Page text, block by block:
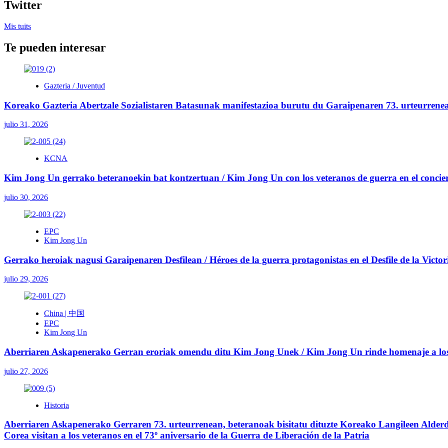
Twitter
Mis tuits
Te pueden interesar
Gazteria / Juventud
Koreako Gazteria Abertzale Sozialistaren Batasunak manifestazioa burutu du Garaipenaren 73.
julio 31, 2026
KCNA
Kim Jong Un gerrako beteranoekin bat kontzertuan / Kim Jong Un con los veteranos de guerra en el
julio 30, 2026
EPC
Kim Jong Un
Gerrako heroiak nagusi Garaipenaren Desfilean / Héroes de la guerra protagonistas en el Desfile de la
julio 29, 2026
China | 中国
EPC
Kim Jong Un
Aberriaren Askapenerako Gerran eroriak omendu ditu Kim Jong Unek / Kim Jong Un rinde homenaje a
julio 27, 2026
Historia
Aberriaren Askapenerako Gerraren 73. urteurrenean, beteranoak bisitatu dituzte Koreako Langileen
Corea visitan a los veteranos en el 73º aniversario de la Guerra de Liberación de la Patria